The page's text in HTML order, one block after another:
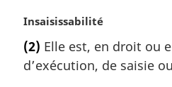
r
i
n
N
t
e
Insaisissabilité
(2) Elle est, en droit ou
d’exécution, de saisie